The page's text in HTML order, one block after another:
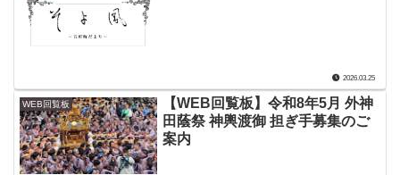
2026.03.25
WEB回覧板
【WEB回覧板】令和8年5月 外神
田蔭祭 神輿渡御 担ぎ手募集のご
案内